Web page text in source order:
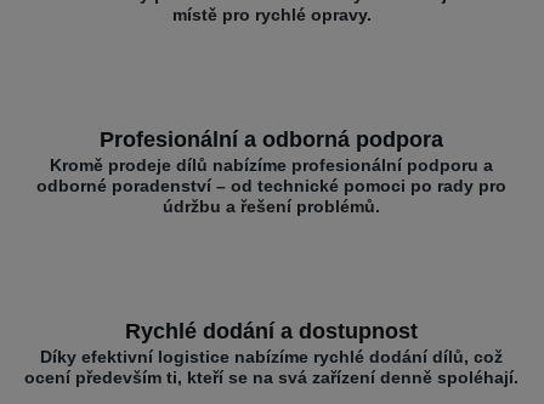
místě pro rychlé opravy.
Profesionální a odborná podpora
Kromě prodeje dílů nabízíme profesionální podporu a
odborné poradenství – od technické pomoci po rady pro
údržbu a řešení problémů.
Rychlé dodání a dostupnost
Díky efektivní logistice nabízíme rychlé dodání dílů, což
ocení především ti, kteří se na svá zařízení denně spoléhají.